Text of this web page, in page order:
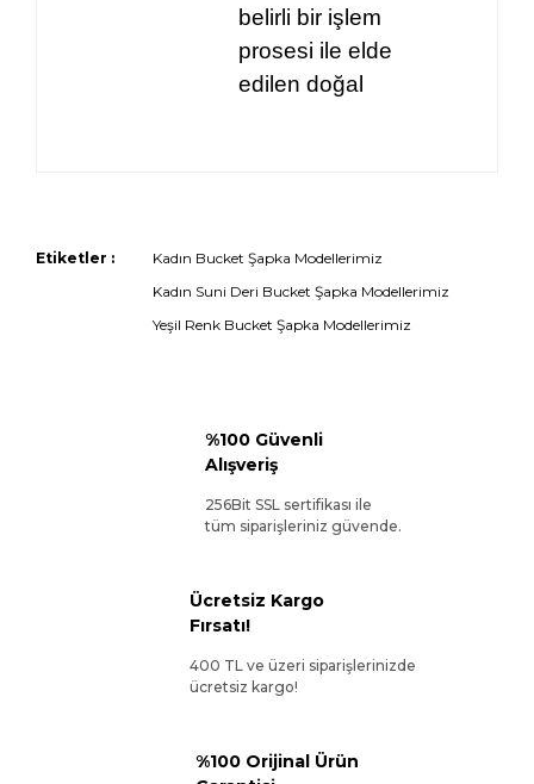
belirli bir işlem
prosesi ile elde
edilen doğal
Etiketler :
Kadın Bucket Şapka Modellerimiz
Kadın Suni Deri Bucket Şapka Modellerimiz
Yeşil Renk Bucket Şapka Modellerimiz
%100 Güvenli
Alışveriş
256Bit SSL sertifikası ile
tüm siparişleriniz güvende.
Ücretsiz Kargo
Fırsatı!
400 TL ve üzeri siparişlerinizde
ücretsiz kargo!
%100 Orijinal Ürün